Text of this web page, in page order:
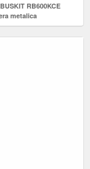
RB600KCE
metalica